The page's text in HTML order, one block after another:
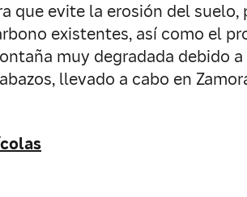
que evite la erosión del suelo,
existentes, así como el
muy degradada debido
llevado a cabo en